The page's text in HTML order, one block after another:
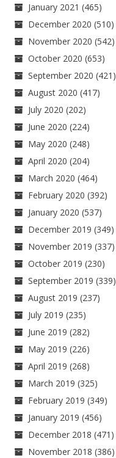
January 2021 (465)
December 2020 (510)
November 2020 (542)
October 2020 (653)
September 2020 (421)
August 2020 (417)
July 2020 (202)
June 2020 (224)
May 2020 (248)
April 2020 (204)
March 2020 (464)
February 2020 (392)
January 2020 (537)
December 2019 (349)
November 2019 (337)
October 2019 (230)
September 2019 (339)
August 2019 (237)
July 2019 (235)
June 2019 (282)
May 2019 (226)
April 2019 (268)
March 2019 (325)
February 2019 (349)
January 2019 (456)
December 2018 (471)
November 2018 (386)